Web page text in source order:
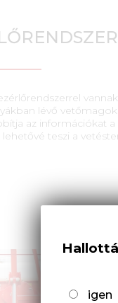
vannak
lévő vetőmagok
az információkat a
teszi a
igen